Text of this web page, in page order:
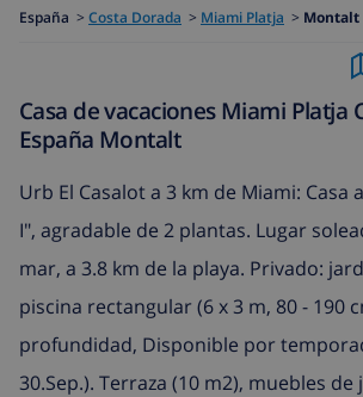
España > Costa Dorada > Miami Platja > Montalt
Casa de vacaciones Miami Platja
España Montalt
Urb El Casalot a 3 km de Miami: Casa
I", agradable de 2 plantas. Lugar
mar, a 3.8 km de la playa. Privado:
piscina rectangular (6 x 3 m, 80 - 190
profundidad, Disponible por
30.Sep.). Terraza (10 m2), muebles